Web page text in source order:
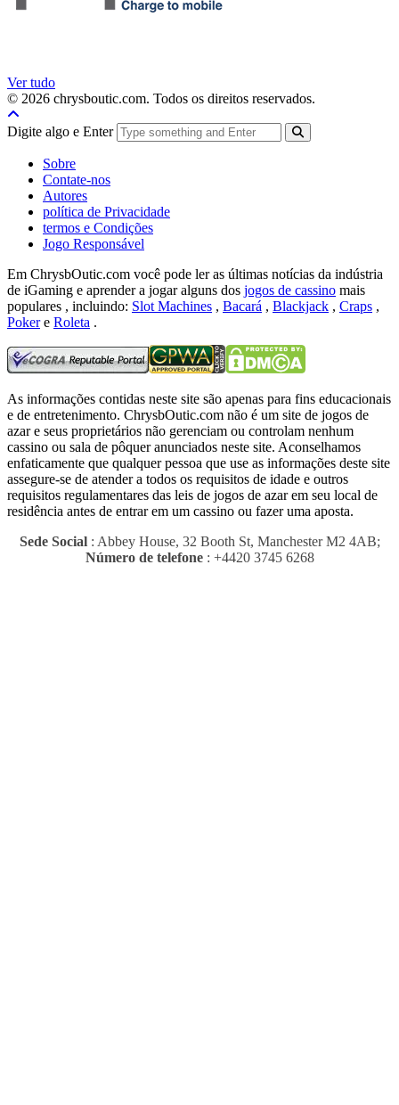
Ver tudo
© 2026 chrysboutic.com. Todos os direitos reservados.
Digite algo e Enter
Sobre
Contate-nos
Autores
política de Privacidade
termos e Condições
Jogo Responsável
Em ChrysbOutic.com você pode ler as últimas notícias da indústria
de iGaming e aprender a jogar alguns dos jogos de cassino mais
populares , incluindo: Slot Machines , Bacará , Blackjack , Craps ,
Pokere Roleta .
As informações contidas neste site são apenas para fins educacionais
e de entretenimento. ChrysbOutic.com não é um site de jogos de
azar e seus proprietários não gerenciam ou controlam nenhum
cassino ou sala de pôquer anunciados neste site. Aconselhamos
enfaticamente que qualquer pessoa que use as informações deste site
assegure-se de atender a todos os requisitos de idade e outros
requisitos regulamentares das leis de jogos de azar em seu local de
residência antes de entrar em um cassino ou fazer uma aposta.
Sede Social: Abbey House, 32 Booth St, Manchester M2 4AB;
Número de telefone: +4420 3745 6268